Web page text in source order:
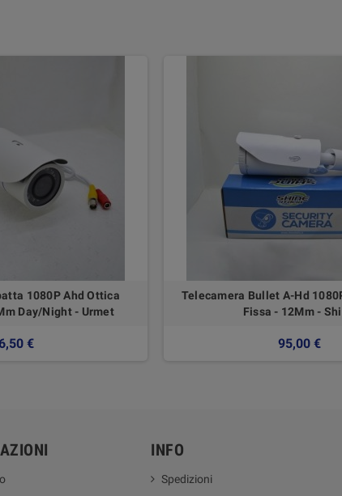
1080P Ahd Ottica
Day/Night - Urmet
€
Telecamera Bullet A-Hd
Fissa - 12Mm -
95,00 €
INFO
Spedizioni